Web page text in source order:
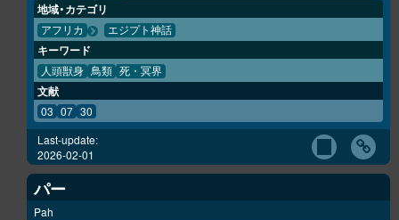
地域・カテゴリ
アフリカ エジプト神話
キーワード
人頭獣身 鳥類 死・冥界
文献
03 07 30
Last-update:
2026-02-01
パー
Pah